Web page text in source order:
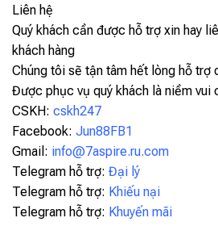
Liên hệ
Quý khách cần được hỗ trợ xin hay
khách hàng
Chúng tôi sẽ tận tâm hết lòng hỗ trợ
Được phục vụ quý khách là niềm vui
CSKH: cskh247
Facebook: Jun88FB1
Gmail: info@7aspire.ru.com
Telegram hỗ trợ: Đại lý
Telegram hỗ trợ: Khiếu nại
Telegram hỗ trợ: Khuyến mãi